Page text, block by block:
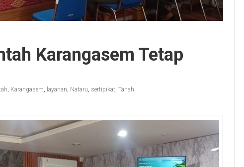
Karangasem Tetap
, Karangasem, layanan, Nataru, sertipikat, Tanah